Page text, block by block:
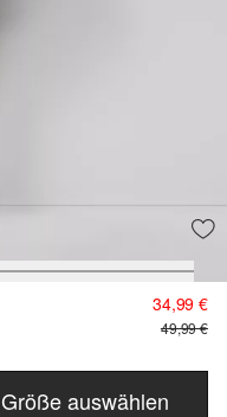
34,99 €
49,99 €
Größe auswählen